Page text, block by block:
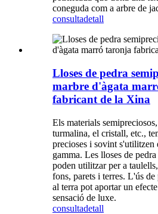
coneguda com a arbre de
consultadetall
Lloses de pedra
marbre d'àgata
fabricant de la Xina
Els materials
turmalina, el cristall, etc.,
precioses i sovint s'utilitzen
gamma. Les lloses de
poden utilitzar per a
fons, parets i terres. L'ús de
al terra pot aportar un
sensació de luxe.
consultadetall